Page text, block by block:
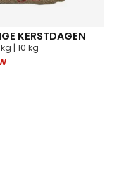
KERSTDAGEN
| 10 kg